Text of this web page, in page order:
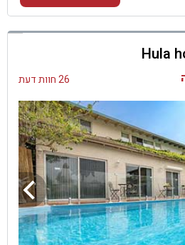
26 חוות דעת